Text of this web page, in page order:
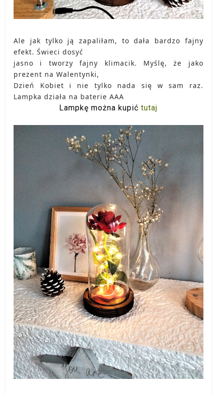
Ale jak tylko ją zapaliłam, to dała bardzo fajny
efekt. Świeci dosyć
jasno i tworzy fajny klimacik. Myślę, że jako
prezent na Walentynki,
Dzień Kobiet i nie tylko nada się w sam raz.
Lampka działa na baterie AAA
Lampkę można kupić tutaj